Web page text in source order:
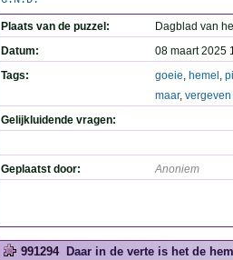
Plaats van de puzzel:
Dagblad van
Datum:
08 maart 2025
Tags:
goeie, hemel ,
maar, vergeven
Gelijkluidende vragen:
Geplaatst door: Anoniem
991294 Daar in de verte is het de